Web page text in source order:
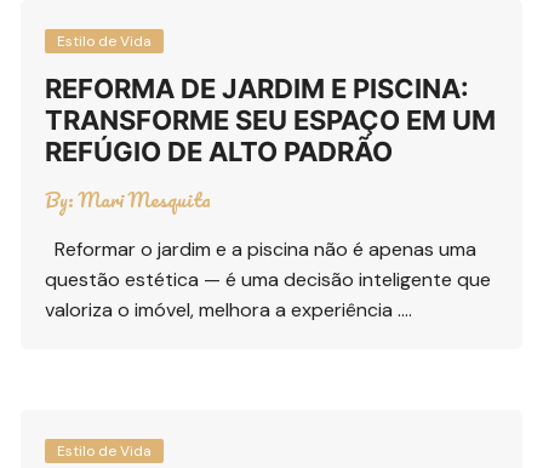
Estilo de Vida
REFORMA DE JARDIM E PISCINA:
TRANSFORME SEU ESPAÇO EM UM
REFÚGIO DE ALTO PADRÃO
By:Mari Mesquita
Reformar o jardim e a piscina não é apenas uma
questão estética — é uma decisão inteligente que
valoriza o imóvel, melhora a experiência ….
Estilo de Vida